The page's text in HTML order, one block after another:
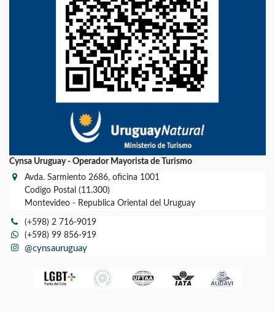
Cynsa Uruguay - Operador Mayorista de Turismo
Avda. Sarmiento 2686, oficina 1001
Codigo Postal (11.300)
Montevideo - Republica Oriental del Uruguay
(+598) 2 716-9019
(+598) 99 856-919
@cynsauruguay